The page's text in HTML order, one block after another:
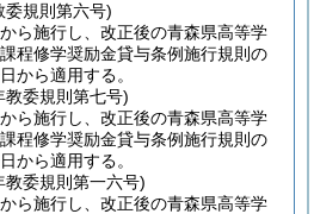
委規則第六号)
ら施行し、改正後の青森県高等学
程修学奨励金貸与条例施行規則の
から適用する。
教委規則第七号)
ら施行し、改正後の青森県高等学
程修学奨励金貸与条例施行規則の
から適用する。
教委規則第一六号)
ら施行し、改正後の青森県高等学